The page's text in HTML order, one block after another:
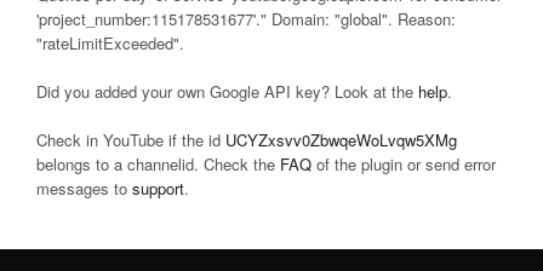
'project_number:115178531677'." Domain: "global". Reason:
"rateLimitExceeded".
Did you added your own Google API key? Look at the help.
Check in YouTube if the id UCYZxsvv0ZbwqeWoLvqw5XMg
belongs to a channelid. Check the FAQ of the plugin or send error
messages to support.